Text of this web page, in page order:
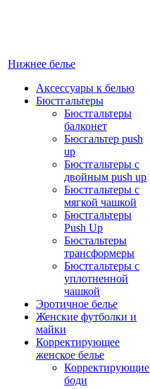
Нижнее белье
Аксессуары к белью
Бюстгальтеры
Бюстгальтеры
балконет
Бюсгальтер push
up
Бюстгальтеры с
двойным push up
Бюстгальтеры с
мягкой чашкой
Бюстгальтеры
Push Up
Бюстальтеры
трансформеры
Бюстгальтеры с
уплотненной
чашкой
Эротичное белье
Женские футболки и
майки
Корректирующее
женское белье
Корректирующие
боди